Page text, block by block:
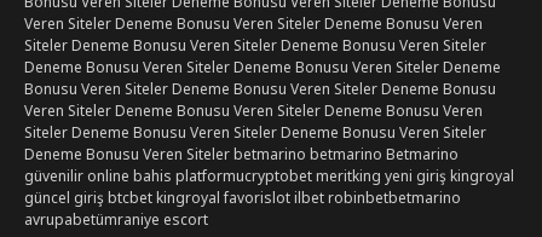
Veren SitelerDeneme Bonusu Veren SitelerDeneme Bonusu Veren
SitelerDeneme Bonusu Veren SitelerDeneme Bonusu Veren Siteler
Deneme Bonusu Veren SitelerDeneme Bonusu Veren SitelerDeneme
Bonusu Veren SitelerDeneme Bonusu Veren SitelerDeneme Bonusu
Veren SitelerDeneme Bonusu Veren SitelerDeneme Bonusu Veren
SitelerDeneme Bonusu Veren SitelerDeneme Bonusu Veren Siteler
Deneme Bonusu Veren Sitelerbetmarino betmarino Betmarino
güvenilir online bahis platformucryptobetmeritking yeni girişkingroyal
güncel girişbtcbetkingroyal favorislotilbetrobinbetbetmarino
avrupabetümraniye escort